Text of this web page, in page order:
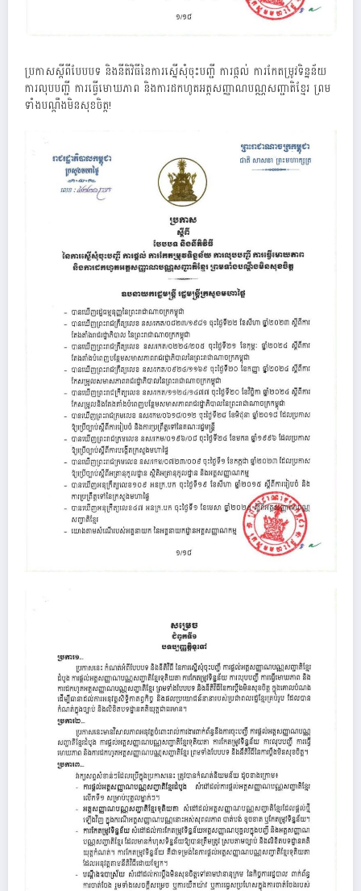
ប្រកាសស្តីពីបែបបទ និងនីតិវិធីនៃការស្នើសុំចុះបញ្ជី ការផ្តល់ ការកែតម្រូវទិន្នន័យ
ការលុបបញ្ជី ការធ្វើមោឃភាព និងការដកហូតអត្តសញ្ញាណបណ្ណសញ្ជាតិខ្មែរ ព្រម
ទាំងបណ្តឹងមិនសុខចិត្ត!